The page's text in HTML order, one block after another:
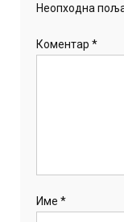
Неопходна
Коментар*
Име*